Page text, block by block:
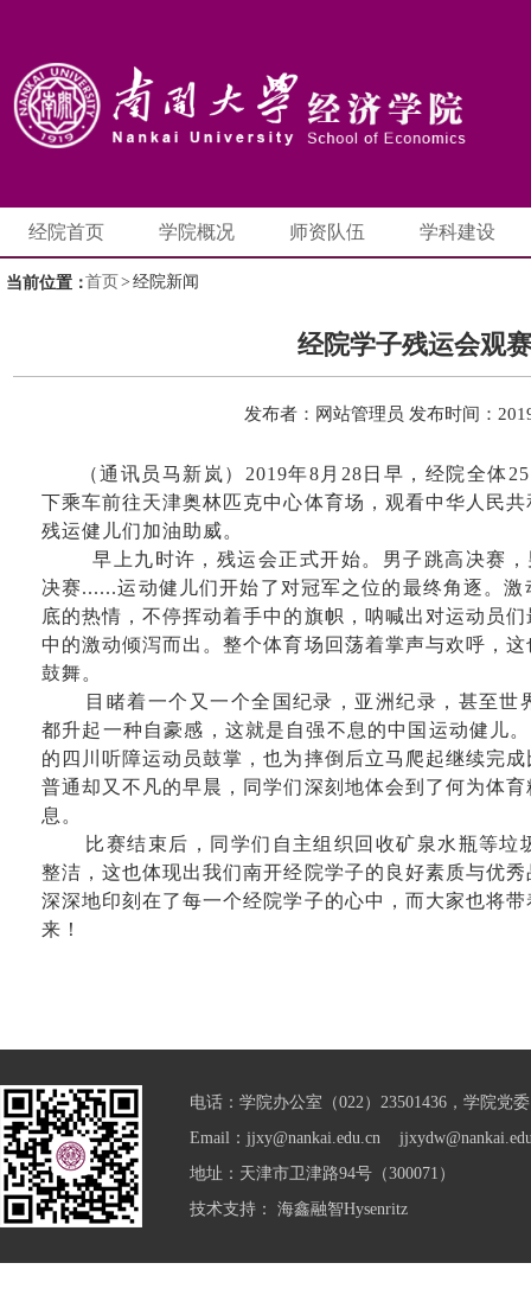
经院首页 学院概况 师资队伍 学科建设
当前位置：首页 > 经院新闻
经院学子残运会观
发布者：网站管理员 发布时间：
（通讯员马新岚） 2019年8 月 28 日早，经院全体
下乘车前往天津奥林匹克中心体育场， 观看中华人民
残运健儿们加油 助威。
早上九时许，残运会正式开始。男子跳高决赛
决赛......运动健儿们开始了对冠军之位的最终角逐。
底的热情，不停挥动着手中的旗帜，呐喊出对运动员
中的激动倾泻而出。整个体育场回荡着掌声与欢呼，
鼓舞。
目睹着一个又一个全国纪录，亚洲纪录，甚至世
都升起一种自豪感，这就是自强不息的中国运动健儿
的四川听障运动员鼓掌，也为摔倒后立马爬起继续完成
普通却又不凡的早晨，同学们深刻地体会到了何为体
息。
比赛结束后，同学们自主组织回收矿泉水瓶等垃
整洁，这也体现出我们南开经院学子的良好素质与优
深深地印刻在了每一个经院学子的心中，而大家也将
来！
电话：学院办公室（022）23501436，学院党
Email：jjxy@nankai.edu.cn
地址：天津市卫津路94号（300071）
技术支持： 海鑫融智Hysenritz